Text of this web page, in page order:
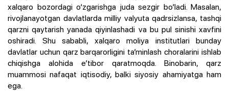
xalqaro bozordagi o‘zgarishga juda sezgir bo‘ladi. Masalan,
rivojlanayotgan davlatlarda milliy valyuta qadrsizlansa, tashqi
qarzni qaytarish yanada qiyinlashadi va bu pul sinishi xavfini
oshiradi. Shu sababli, xalqaro moliya institutlari bunday
davlatlar uchun qarz barqarorligini ta’minlash choralarini ishlab
chiqishga alohida e’tibor qaratmoqda. Binobarin, qarz
muammosi nafaqat iqtisodiy, balki siyosiy ahamiyatga ham
ega.